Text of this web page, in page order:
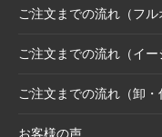
日付誤
2025.8.28 【和綴
2025.8.21
ご注文までの流れ（フル
ご注文までの流れ（イー
ご注文までの流れ（卸・
お客様の声